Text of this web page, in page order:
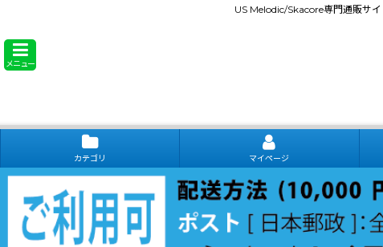
US Melodic/Skacore専門通販サ
メニュー
カテゴリ マイページ